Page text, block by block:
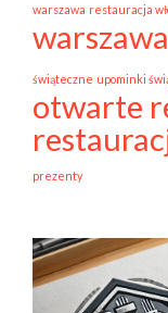
warszawa restauracja
warszawa
świąteczne upominki
otwarte
prezenty